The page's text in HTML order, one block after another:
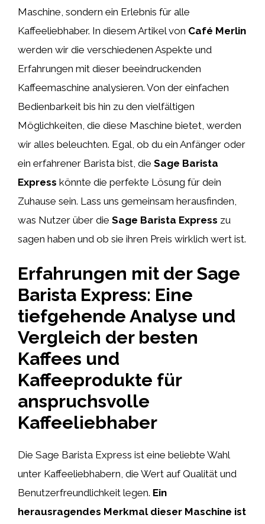
Maschine, sondern ein Erlebnis für alle
Kaffeeliebhaber. In diesem Artikel von Café Merlin
werden wir die verschiedenen Aspekte und
Erfahrungen mit dieser beeindruckenden
Kaffeemaschine analysieren. Von der einfachen
Bedienbarkeit bis hin zu den vielfältigen
Möglichkeiten, die diese Maschine bietet, werden
wir alles beleuchten. Egal, ob du ein Anfänger oder
ein erfahrener Barista bist, die Sage Barista
Express könnte die perfekte Lösung für dein
Zuhause sein. Lass uns gemeinsam herausfinden,
was Nutzer über die Sage Barista Express zu
sagen haben und ob sie ihren Preis wirklich wert ist.
Erfahrungen mit der Sage
Barista Express: Eine
tiefgehende Analyse und
Vergleich der besten
Kaffees und
Kaffeeprodukte für
anspruchsvolle
Kaffeeliebhaber
Die Sage Barista Express ist eine beliebte Wahl
unter Kaffeeliebhabern, die Wert auf Qualität und
Benutzerfreundlichkeit legen. Ein
herausragendes Merkmal dieser Maschine ist